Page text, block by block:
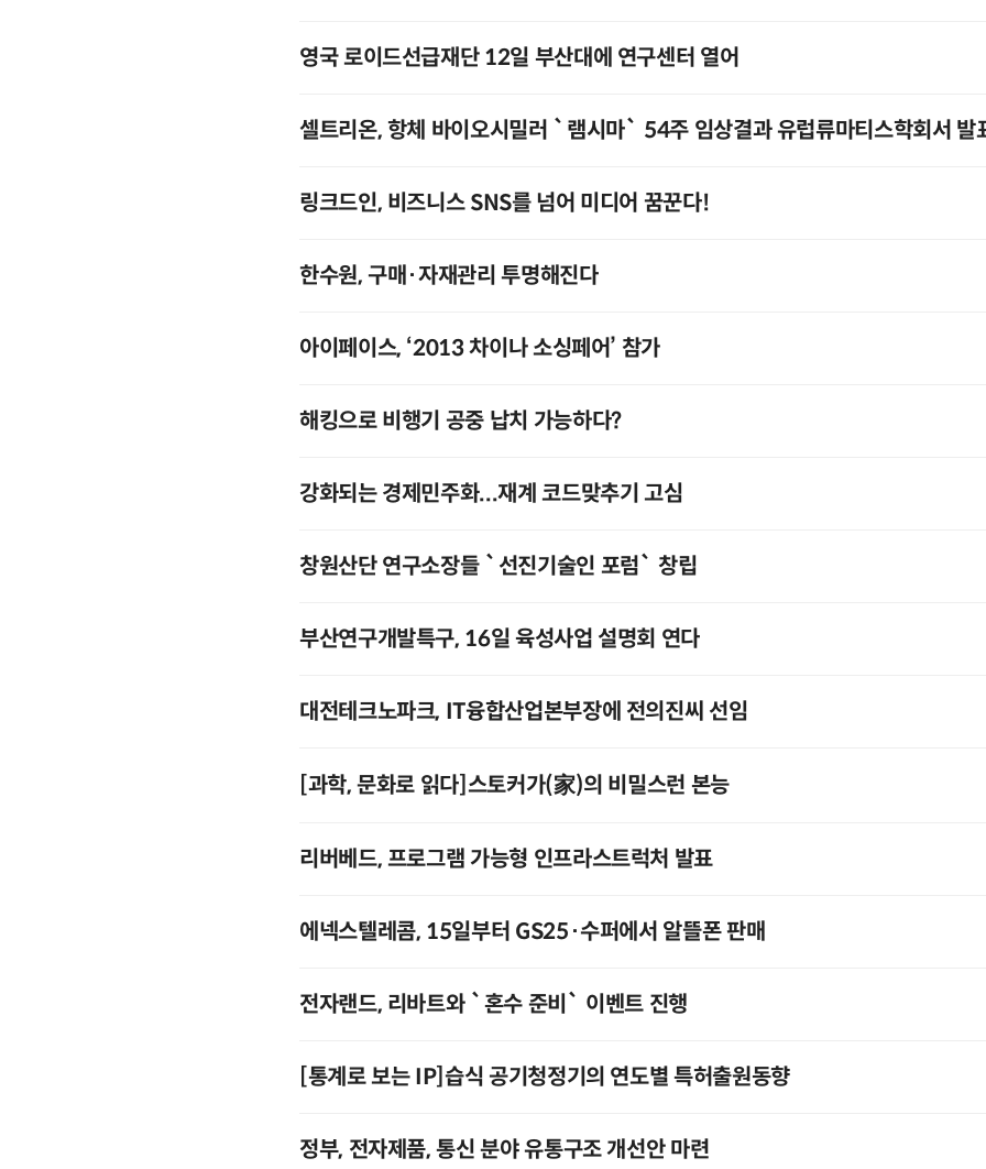
영국 로이드선급재단 12일 부산대에 연구센터 열어
셀트리온, 항체 바이오시밀러 `램시마` 54주 임상결과 유럽류마티스학회서 발
링크드인, 비즈니스 SNS를 넘어 미디어 꿈꾼다!
한수원, 구매·자재관리 투명해진다
아이페이스, ‘2013 차이나 소싱페어’ 참가
해킹으로 비행기 공중 납치 가능하다?
강화되는 경제민주화...재계 코드맞추기 고심
창원산단 연구소장들 `선진기술인 포럼` 창립
부산연구개발특구, 16일 육성사업 설명회 연다
대전테크노파크, IT융합산업본부장에 전의진씨 선임
[과학, 문화로 읽다]스토커가(家)의 비밀스런 본능
리버베드, 프로그램 가능형 인프라스트럭처 발표
에넥스텔레콤, 15일부터 GS25·수퍼에서 알뜰폰 판매
전자랜드, 리바트와 `혼수 준비` 이벤트 진행
[통계로 보는 IP]습식 공기청정기의 연도별 특허출원동향
정부, 전자제품, 통신 분야 유통구조 개선안 마련